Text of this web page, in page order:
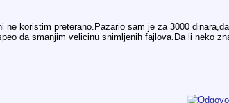
koristim preterano.Pazario sam je za 3000
da smanjim velicinu snimljenih fajlova.Da li neko